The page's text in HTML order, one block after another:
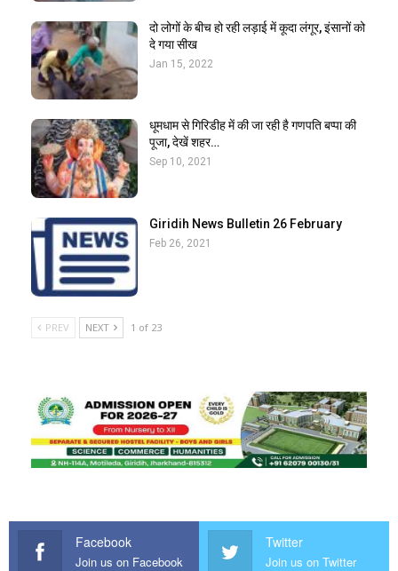
दो लोगों के बीच हो रही लड़ाई में कूदा लंगूर, इंसानों को
दे गया सीख
Jan 15, 2022
धूमधाम से गिरिडीह में की जा रही है गणपति बप्पा की
पूजा, देखें शहर…
Sep 10, 2021
Giridih News Bulletin 26 February
Feb 26, 2021
PREV NEXT 1 of 23
Facebook
Join us on Facebook
Twitter
Join us on Twitter